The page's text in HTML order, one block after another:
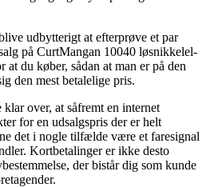
udbytterigt at efterprøve et par
på CurtMangan 10040 løsnikkelel-
at du køber, sådan at man er på den
den mest betalelige pris.
over, at såfremt en internet
for en udsalgspris der er helt
det i nogle tilfælde være et faresignal
Kortbetalinger er ikke desto
der bistår dig som kunde